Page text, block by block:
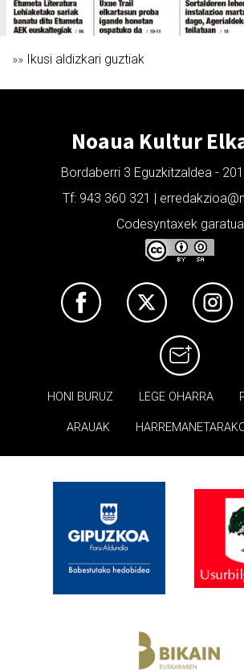
»» Ikusi aldizkari guztiak
Noaua Kultur
Bordaberri 3 Eguzkitzaldea -
Tf: 943 360 321 |
Codesyntaxek garatua
HONI BURUZ LEGE OHARRA
ARAUAK